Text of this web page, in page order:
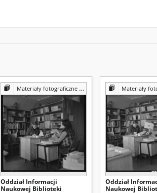
Materiały fotograficzne z Pracowni Reprografii Biblioteki UMCS
Oddział Informacji
Naukowej Biblioteki
Materiały fotograficzne z Pracowni
Oddział
Naukowej